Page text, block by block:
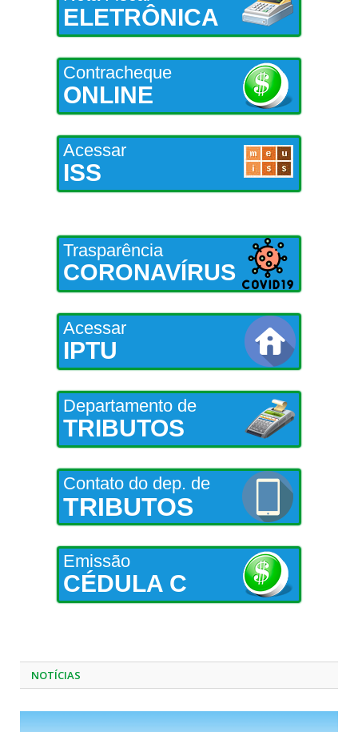
ELETRÔNICA
Contracheque
ONLINE
Acessar
ISS
Trasparência
CORONAVÍRUS
Acessar
IPTU
Departamento de
TRIBUTOS
Contato do dep. de
TRIBUTOS
Emissão
CÉDULA C
NOTÍCIAS